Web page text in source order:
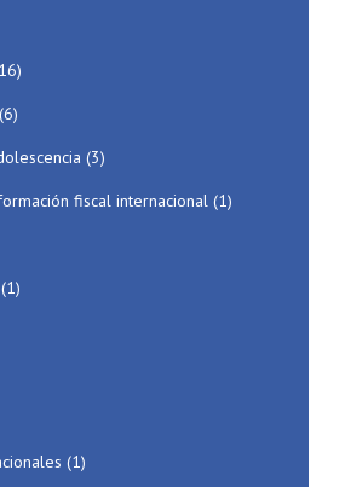
(6)
(3)
fiscal internacional (1)
(1)
(1)